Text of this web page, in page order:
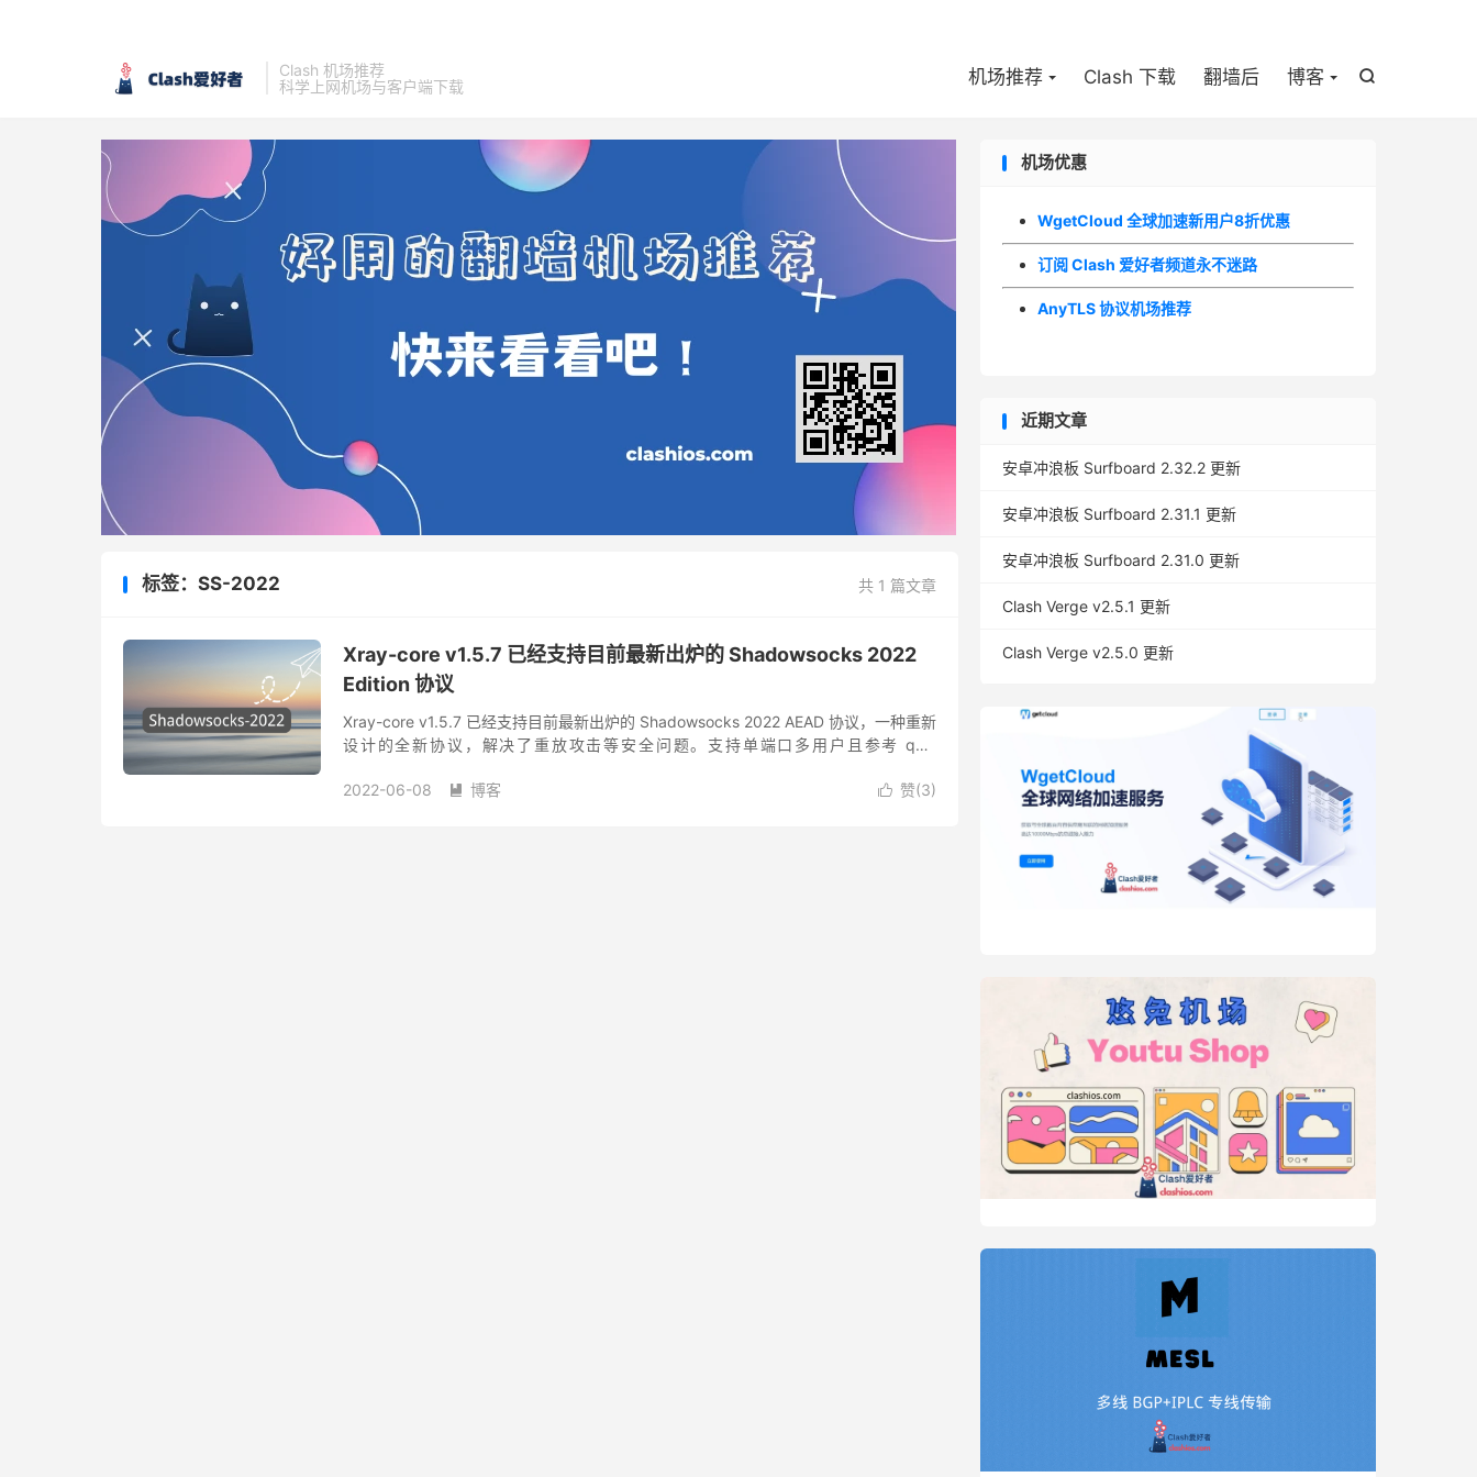
Clash 机场推荐
科学上网机场与客户端下载

机场推荐 Clash 下载 翻墙后 博客
共 1 篇文章
标签：SS-2022
Xray-core v1.5.7 已经支持目前最新出炉的 Shadowsocks 2022
Edition 协议
Xray-core v1.5.7 已经支持目前最新出炉的 Shadowsocks 2022 AEAD 协议，一种重新
设计的全新协议，解决了重放攻击等安全问题。支持单端口多用户且参考 quic
 赞(3)
2022-06-08  博客
机场优惠
WgetCloud 全球加速新用户8折优惠
订阅 Clash 爱好者频道永不迷路
AnyTLS 协议机场推荐
近期文章
安卓冲浪板 Surfboard 2.32.2 更新
安卓冲浪板 Surfboard 2.31.1 更新
安卓冲浪板 Surfboard 2.31.0 更新
Clash Verge v2.5.1 更新
Clash Verge v2.5.0 更新